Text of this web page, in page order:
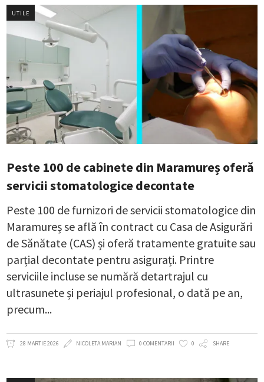
UTILE
Peste 100 de cabinete din Maramureș oferă
servicii stomatologice decontate
Peste 100 de furnizori de servicii stomatologice din
Maramureș se află în contract cu Casa de Asigurări
de Sănătate (CAS) și oferă tratamente gratuite sau
parțial decontate pentru asigurați. Printre
serviciile incluse se numără detartrajul cu
ultrasunete și periajul profesional, o dată pe an,
precum
28 MARTIE 2026 NICOLETA MARIAN 0 COMENTARII 0 SHARE